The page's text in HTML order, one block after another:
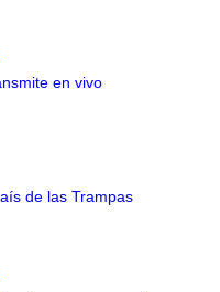
en vivo
de las Trampas